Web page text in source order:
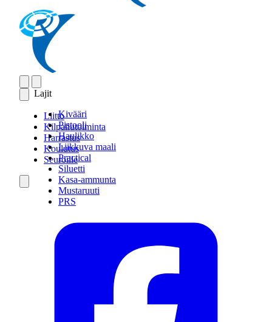
Lajit
Kivääri
Pistooli
Haulikko
Liikkuva maali
Practical
Siluetti
Kasa-ammunta
Mustaruuti
PRS
Liitto
Kilpailutoiminta
Harrastus
Koulutus
Seuroille